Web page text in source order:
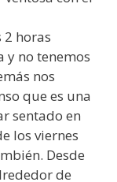
2 horas
y no tenemos
nos
que es una
sentado en
los viernes
Desde
de